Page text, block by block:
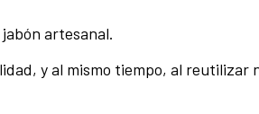
artesanal.
y al mismo tiempo, al reutilizar